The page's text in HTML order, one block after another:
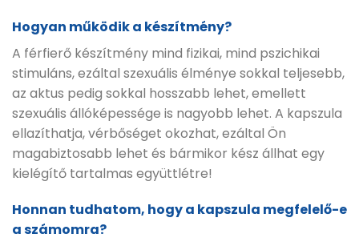
Hogyan működik a készítmény?
A férfierő készítmény mind fizikai, mind pszichikai
stimuláns, ezáltal szexuális élménye sokkal teljesebb,
az aktus pedig sokkal hosszabb lehet, emellett
szexuális állóképessége is nagyobb lehet. A kapszula
ellazíthatja, vérbőséget okozhat, ezáltal Ön
magabiztosabb lehet és bármikor kész állhat egy
kielégítő tartalmas együttlétre!
Honnan tudhatom, hogy a kapszula megfelelő-e
a számomra?